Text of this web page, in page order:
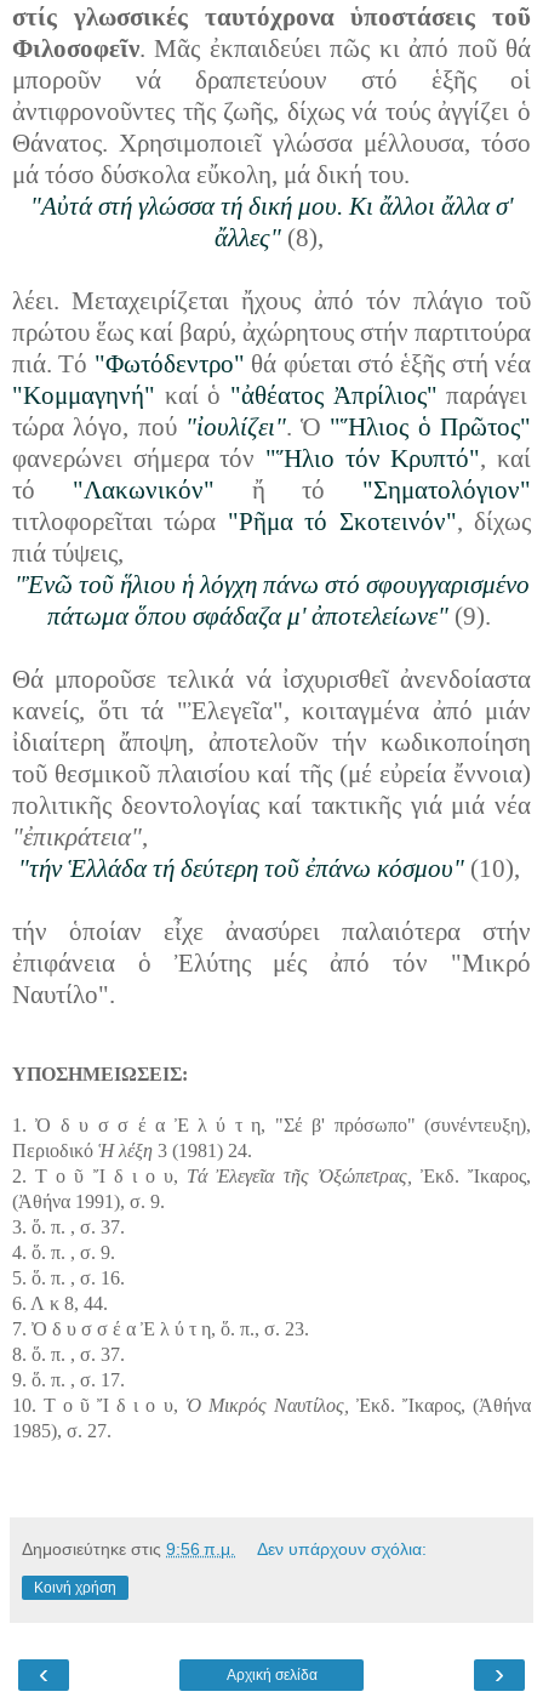
στίς γλωσσικές ταυτόχρονα ὑποστάσεις τοῦ
Φιλοσοφεῖν. Μᾶς ἐκπαιδεύει πῶς κι ἀπό ποῦ θά
μποροῦν νά δραπετεύουν στό ἑξῆς οἱ
ἀντιφρονοῦντες τῆς ζωῆς, δίχως νά τούς ἀγγίζει ὁ
Θάνατος. Χρησιμοποιεῖ γλώσσα μέλλουσα, τόσο
μά τόσο δύσκολα εὔκολη, μά δική του.
"Αὐτά στή γλώσσα τή δική μου. Κι ἄλλοι ἄλλα σ'
ἄλλες"(8),
λέει. Μεταχειρίζεται ἤχους ἀπό τόν πλάγιο τοῦ
πρώτου ἕως καί βαρύ, ἀχώρητους στήν παρτιτούρα
πιά. Τό "Φωτόδεντρο" θά φύεται στό ἑξῆς στή νέα
"Κομμαγηνή" καί ὁ "ἀθέατος Ἀπρίλιος" παράγει
τώρα λόγο, πού "ἰουλίζει". Ὁ "Ἥλιος ὁ Πρῶτος"
φανερώνει σήμερα τόν "Ἥλιο τόν Κρυπτό", καί
τό "Λακωνικόν" ἤ τό "Σηματολόγιον"
τιτλοφορεῖται τώρα "Ρῆμα τό Σκοτεινόν", δίχως
πιά τύψεις,
"Ἐνῶ τοῦ ἥλιου ἡ λόγχη πάνω στό σφουγγαρισμένο
πάτωμα ὅπου σφάδαζα μ' ἀποτελείωνε" (9).
Θά μποροῦσε τελικά νά ἰσχυρισθεῖ ἀνενδοίαστα
κανείς, ὅτι τά "Ἐλεγεῖα", κοιταγμένα ἀπό μιάν
ἰδιαίτερη ἄποψη, ἀποτελοῦν τήν κωδικοποίηση
τοῦ θεσμικοῦ πλαισίου καί τῆς (μέ εὐρεία ἔννοια)
πολιτικῆς δεοντολογίας καί τακτικῆς γιά μιά νέα
"ἐπικράτεια",
"τήν Ἑλλάδα τή δεύτερη τοῦ ἐπάνω κόσμου" (10),
τήν ὁποίαν εἶχε ἀνασύρει παλαιότερα στήν
ἐπιφάνεια ὁ Ἐλύτης μές ἀπό τόν "Μικρό
Ναυτίλο".
ΥΠΟΣΗΜΕΙΩΣΕΙΣ:
1. Ὀ δ υ σ σ έ α Ἐ λ ύ τ η, "Σέ β' πρόσωπο" (συνέντευξη),
Περιοδικό Ἡ λέξη 3 (1981) 24.
2. Τ ο ῦ Ἴ δ ι ο υ, Τά Ἐλεγεῖα τῆς Ὀξώπετρας,
Ἐκδ. Ἴκαρος,
(Ἀθήνα 1991), σ. 9.
3. ὅ. π. , σ. 37.
4. ὅ. π. , σ. 9.
5. ὅ. π. , σ. 16.
6. Λ κ 8, 44.
7. Ὀ δ υ σ σ έ α Ἐ λ ύ τ η, ὅ. π., σ. 23.
8. ὅ. π. , σ. 37.
9. ὅ. π. , σ. 17.
10. Τ ο ῦ Ἴ δ ι ο υ, Ὁ Μικρός Ναυτίλος, Ἐκδ. Ἴκαρος, (Ἀθήνα
1985), σ. 27.
Δημοσιεύτηκε στις 9:56 π.μ. Δεν υπάρχουν σχόλια:
Κοινή χρήση
‹ ›
Αρχική σελίδα